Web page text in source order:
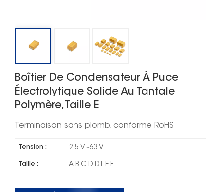
Boîtier De Condensateur À Puce
Électrolytique Solide Au Tantale
Polymère, Taille E
Terminaison sans plomb, conforme RoHS
Tension : 2.5 V~63 V
Taille : A B C D D1 E F